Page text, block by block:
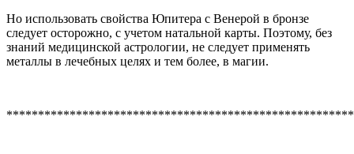
Но использовать свойства Юпитера с Венерой в бронзе
следует осторожно, с учетом натальной карты. Поэтому, без
знаний медицинской астрологии, не следует применять
металлы в лечебных целях и тем более, в магии.